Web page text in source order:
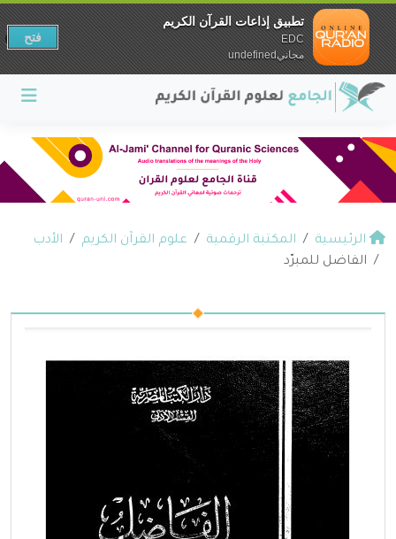
الرئيسية المكتبة الرقمية علوم القرآن الكريم
الأدب
الفاضل للمبرّد
تطبيق إذاعات القرآن الكريم
EDC
مجانيundefined
فتح